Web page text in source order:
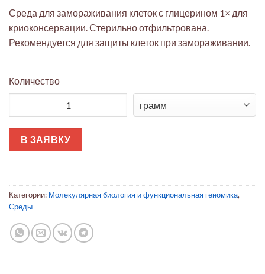
Среда для замораживания клеток с глицерином 1× для
криоконсервации. Стерильно отфильтрована.
Рекомендуется для защиты клеток при замораживании.
Количество
В ЗАЯВКУ
Категории: Молекулярная биология и функциональная геномика,
Среды